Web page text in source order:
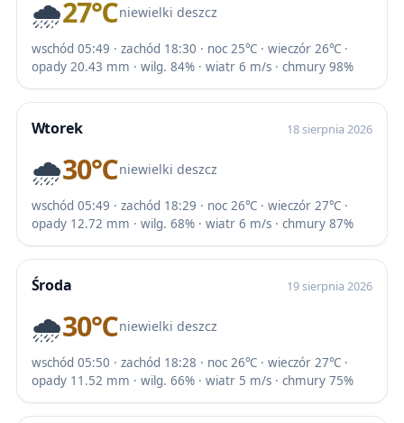
🌧️27℃niewielki deszcz
wschód 05:49 · zachód 18:30 · noc 25℃ · wieczór 26℃ ·
opady 20.43 mm · wilg. 84% · wiatr 6 m/s · chmury 98%
Wtorek 18 sierpnia 2026
🌧️30℃niewielki deszcz
wschód 05:49 · zachód 18:29 · noc 26℃ · wieczór 27℃ ·
opady 12.72 mm · wilg. 68% · wiatr 6 m/s · chmury 87%
Środa 19 sierpnia 2026
🌧️30℃niewielki deszcz
wschód 05:50 · zachód 18:28 · noc 26℃ · wieczór 27℃ ·
opady 11.52 mm · wilg. 66% · wiatr 5 m/s · chmury 75%